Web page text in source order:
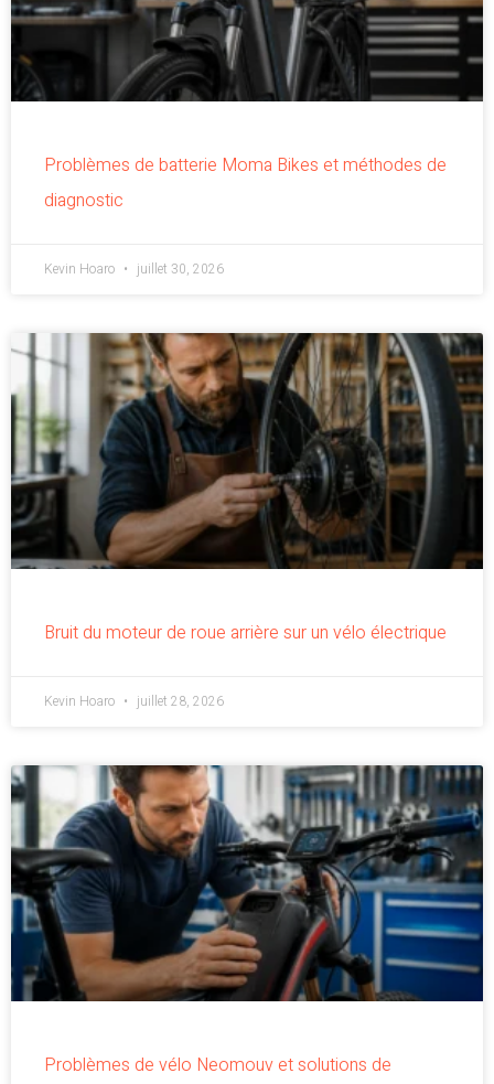
Problèmes de batterie Moma Bikes et méthodes de
diagnostic
Kevin Hoaro juillet 30, 2026
Bruit du moteur de roue arrière sur un vélo électrique
Kevin Hoaro juillet 28, 2026
Problèmes de vélo Neomouv et solutions de